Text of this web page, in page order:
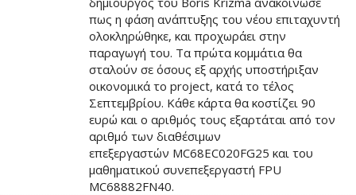
πως η φάση ανάπτυξης του νέου επιταχυντή
ολοκληρώθηκε, και προχωράει στην
παραγωγή του. Τα πρώτα κομμάτια θα
σταλούν σε όσους εξ αρχής υποστήριξαν
οικονομικά το project, κατά το τέλος
Σεπτεμβρίου. Κάθε κάρτα θα κοστίζει 90
ευρώ και ο αριθμός τους εξαρτάται από τον
αριθμό των διαθέσιμων
επεξεργαστών MC68EC020FG25 και του
μαθηματικού συνεπεξεργαστή FPU
MC68882FN40.